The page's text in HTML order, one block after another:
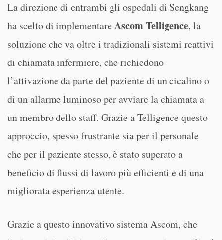
La direzione di entrambi gli ospedali di Sengkang
ha scelto di implementare Ascom Telligence, la
soluzione che va oltre i tradizionali sistemi reattivi
di chiamata infermiere, che richiedono
l’attivazione da parte del paziente di un cicalino o
di un allarme luminoso per avviare la chiamata a
un membro dello staff. Grazie a Telligence questo
approccio, spesso frustrante sia per il personale
che per il paziente stesso, è stato superato a
beneficio di flussi di lavoro più efficienti e di una
migliorata esperienza utente.
Grazie a questo innovativo sistema Ascom, che